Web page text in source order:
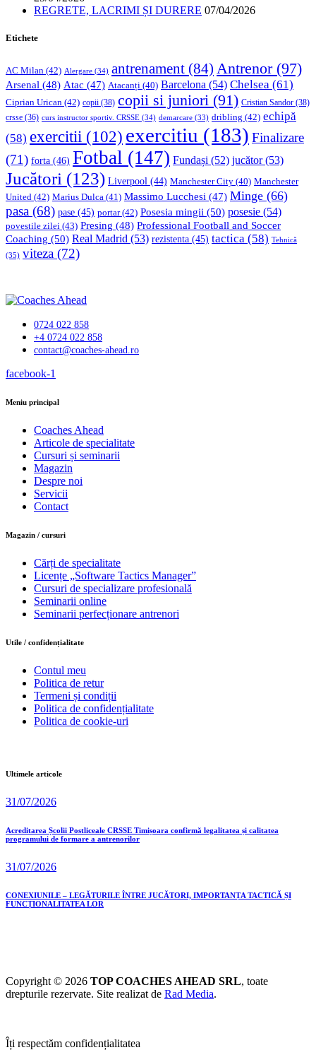
REGRETE, LACRIMI ȘI DURERE 07/04/2026
Etichete
AC Milan (42) Alergare (34) antrenament (84) Antrenor(97)
Arsenal (48) Atac (47) Atacanți (40) Barcelona (54) Chelsea (61)
Ciprian Urican (42) copii (38) copii si juniori (91) Cristian Sandor (38)
crsse (36) curs instructor sportiv. CRSSE (34) demarcare (33) dribling (42) echipă
(58) exercitii (102) exercitiu (183) Finalizare
(71) forta (46) Fotbal (147) Fundași (52) jucător(53)
Jucători (123) Liverpool (44) Manchester City (40) Manchester
United (42) Marius Dulca (41) Massimo Lucchesi (47) Minge (66)
pasa (68) pase (45) portar(42) Posesia mingii (50) posesie (54)
povestile zilei (43) Presing (48) Professional Football and Soccer
Coaching (50) Real Madrid (53) rezistenta (45) tactica (58) Tehnică
(35) viteza (72)
0724 022 858
+4 0724 022 858
contact@coaches-ahead.ro
facebook-1
Meniu principal
Coaches Ahead
Articole de specialitate
Cursuri și seminarii
Magazin
Despre noi
Servicii
Contact
Magazin / cursuri
Cărți de specialitate
Licențe „Software Tactics Manager”
Cursuri de specializare profesională
Seminarii online
Seminarii perfecționare antrenori
Utile / confidențialitate
Contul meu
Politica de retur
Termeni și condiții
Politica de confidențialitate
Politica de cookie-uri
Ultimele articole
31/07/2026
Acreditarea Școlii Postliceale CRSSE Timișoara confirmă legalitatea și calitatea
programului de formare a antrenorilor
31/07/2026
CONEXIUNILE – LEGĂTURILE ÎNTRE JUCĂTORI, IMPORTANȚA TACTICĂ ȘI
FUNCȚIONALITATEA LOR
Copyright © 2026 TOP COACHES AHEAD SRL, toate
drepturile rezervate. Site realizat de Rad Media.
Îți respectăm confidențialitatea